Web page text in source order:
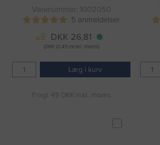
Varenummer: 1002050
5 anmeldelser
DKK 26,81
(DKK 21,45 ekskl. moms)
Læg i kurv
Fragt 49 DKK inkl. moms